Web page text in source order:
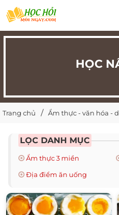
HỌC
Trang chủ Ẩm thực - văn hóa -
LỌC DANH MỤC
Ẩm thực 3 miền
Địa điểm ăn uống